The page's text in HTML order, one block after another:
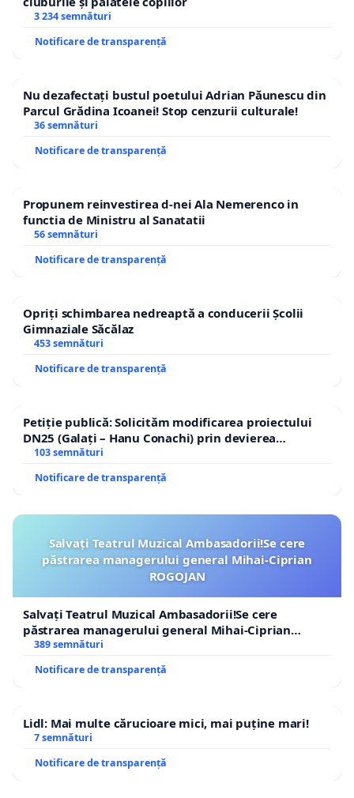
3 234 semnături
Notificare de transparență
Nu dezafectați bustul poetului Adrian Păunescu din
Parcul Grădina Icoanei! Stop cenzurii culturale!
36 semnături
Notificare de transparență
Propunem reinvestirea d-nei Ala Nemerenco in
functia de Ministru al Sanatatii
56 semnături
Notificare de transparență
Opriți schimbarea nedreaptă a conducerii Școlii
Gimnaziale Săcălaz
453 semnături
Notificare de transparență
Petiție publică: Solicităm modificarea proiectului
DN25 (Galați – Hanu Conachi) prin devierea
traseului în afara localităților!
103 semnături
Notificare de transparență
Salvați Teatrul Muzical Ambasadorii!Se cere
păstrarea managerului general Mihai-Ciprian
ROGOJAN
Salvați Teatrul Muzical Ambasadorii!Se cere
păstrarea managerului general Mihai-Ciprian
ROGOJAN
389 semnături
Notificare de transparență
Lidl: Mai multe cărucioare mici, mai puține mari!
7 semnături
Notificare de transparență